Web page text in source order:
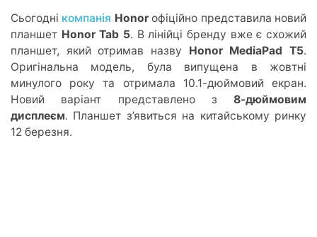
Сьогодні компанія Honorофіційно представила новий
планшет Honor Tab 5. В лінійці бренду вже є схожий
планшет, який отримав назву Honor MediaPad T5.
Оригінальна модель, була випущена в жовтні
минулого року та отримала 10.1-дюймовий екран.
Новий варіант представлено з 8-дюймовим
дисплеєм. Планшет з’явиться на китайському ринку
12 березня.